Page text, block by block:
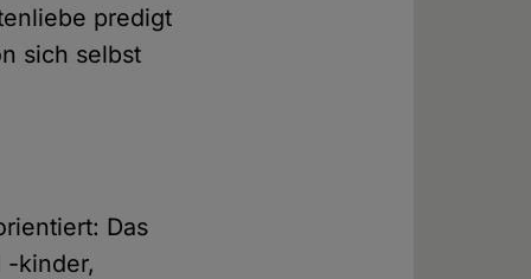
predigt
sich selbst
Das
-kinder,